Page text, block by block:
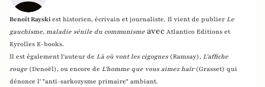
Benoît Rayskiest historien, écrivain et journaliste. Il vient de publier Le
gauchisme, maladie sénile du communisme avec Atlantico Editions et
Eyrolles E-books.
Il est également l'auteur de Là où vont les cigognes (Ramsay), L'affiche
rouge (Denoël), ou encore de L'homme que vous aimez haïr (Grasset) qui
dénonce l' "anti-sarkozysme primaire" ambiant.